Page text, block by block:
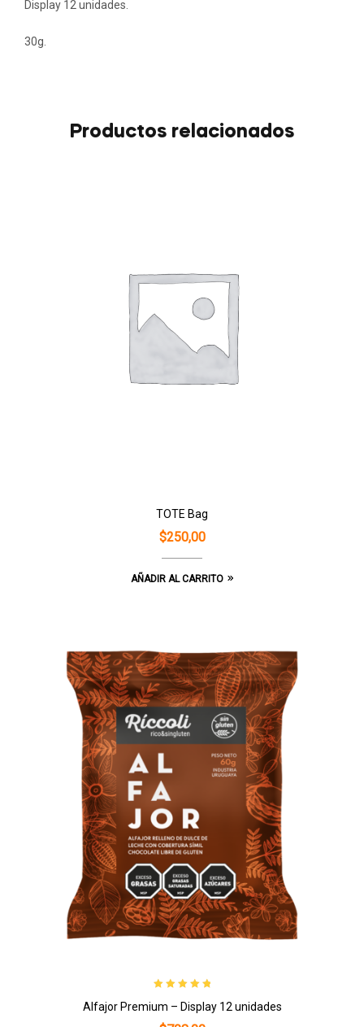
Display 12 unidades.
30g.
Productos relacionados
TOTE Bag
$250,00
AÑADIR AL CARRITO
5.00de 5
Alfajor Premium – Display 12 unidades